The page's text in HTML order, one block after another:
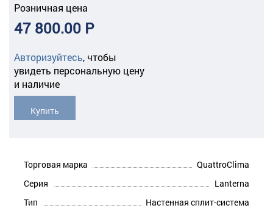
Розничная цена
47 800.00 Р
Авторизуйтесь, чтобы
увидеть персональную цену
и наличие
Купить
Торговая марка
QuattroClima
Серия
Lanterna
Тип
Настенная сплит-система